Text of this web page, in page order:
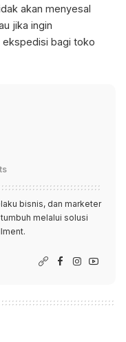
akan menyesal
jika ingin
ekspedisi bagi toko
bisnis, dan marketer
melalui solusi